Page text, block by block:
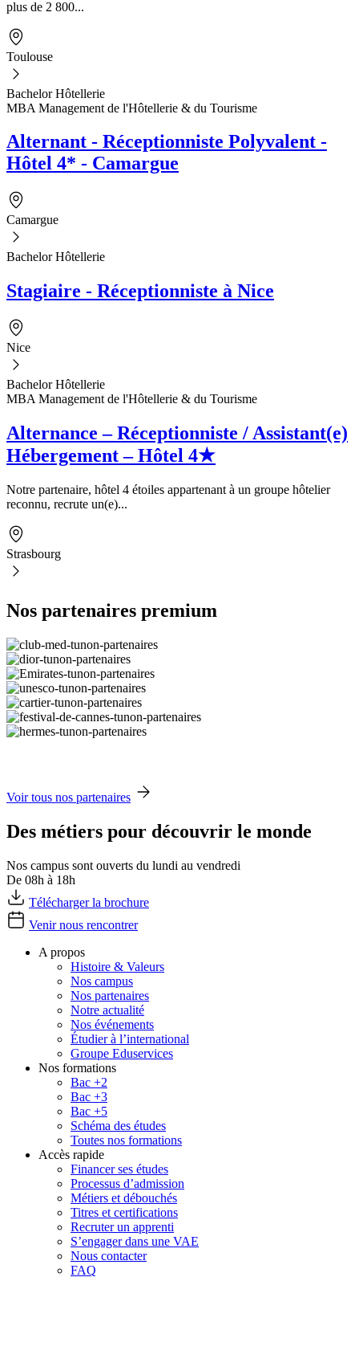
plus de 2 800...
Toulouse
Bachelor Hôtellerie
MBA Management de l'Hôtellerie & du Tourisme
Alternant - Réceptionniste Polyvalent -
Hôtel 4* - Camargue
Camargue
Bachelor Hôtellerie
Stagiaire - Réceptionniste à Nice
Nice
Bachelor Hôtellerie
MBA Management de l'Hôtellerie & du Tourisme
Alternance – Réceptionniste / Assistant(e)
Hébergement – Hôtel 4★
Notre partenaire, hôtel 4 étoiles appartenant à un groupe hôtelier
reconnu, recrute un(e)...
Strasbourg
Nos partenaires premium
Voir tous nos partenaires
Des métiers pour découvrir le monde
Nos campus sont ouverts du lundi au vendredi
De 08h à 18h
Télécharger la brochure
Venir nous rencontrer
A propos
Histoire & Valeurs
Nos campus
Nos partenaires
Notre actualité
Nos événements
Étudier à l’international
Groupe Eduservices
Nos formations
Bac +2
Bac +3
Bac +5
Schéma des études
Toutes nos formations
Accès rapide
Financer ses études
Processus d’admission
Métiers et débouchés
Titres et certifications
Recruter un apprenti
S’engager dans une VAE
Nous contacter
FAQ